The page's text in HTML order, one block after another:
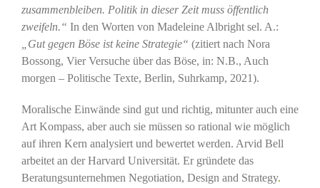
zusammenbleiben. Politik in dieser Zeit muss öffentlich
zweifeln.“ In den Worten von Madeleine Albright sel. A.:
„Gut gegen Böse ist keine Strategie“ (zitiert nach Nora
Bossong, Vier Versuche über das Böse, in: N.B., Auch
morgen – Politische Texte, Berlin, Suhrkamp, 2021).
Moralische Einwände sind gut und richtig, mitunter auch eine
Art Kompass, aber auch sie müssen so rational wie möglich
auf ihren Kern analysiert und bewertet werden. Arvid Bell
arbeitet an der Harvard Universität. Er gründete das
Beratungsunternehmen Negotiation, Design and Strategy.